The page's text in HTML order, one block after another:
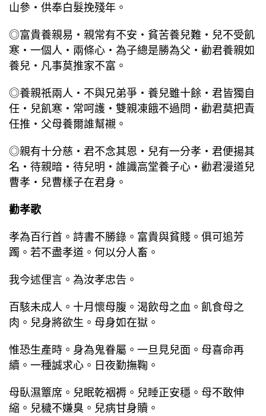
山參‧供奉白髮挽殘年。
◎富貴養親易‧親常有不安‧貧苦養兒難‧兒不受飢
寒‧一個人‧兩條心‧為子總是勝為父‧勸君養親如
養兒‧凡事莫推家不富。
◎養親祇兩人‧不與兄弟爭‧養兒雖十餘‧君皆獨自
任‧兒飢寒‧常呵護‧雙親凍餓不過問‧勸君莫把責
任推‧父母養爾誰幫襯。
◎親有十分慈‧君不念其恩‧兒有一分孝‧君便揚其
名‧待親暗‧待兒明‧誰識高堂養子心‧勸君漫道兒
曹孝‧兒曹樣子在君身。
勸孝歌
孝為百行首。詩書不勝錄。富貴與貧賤。俱可追芳
躅。若不盡孝道。何以分人畜。
我今述俚言。為汝孝忠告。
百駭未成人。十月懷母腹。渴飲母之血。飢食母之
肉。兒身將欲生。母身如在獄。
惟恐生產時。身為鬼眷屬。一旦見兒面。母喜命再
續。一種誠求心。日夜勤撫鞠。
母臥濕簟席。兒眠乾裀褥。兒睡正安穩。母不敢伸
縮。兒穢不嫌臭。兒病甘身贖。